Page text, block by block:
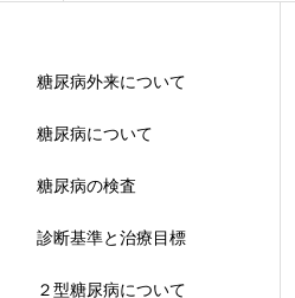
糖尿病外来について
糖尿病について
糖尿病の検査
診断基準と治療目標
２型糖尿病について